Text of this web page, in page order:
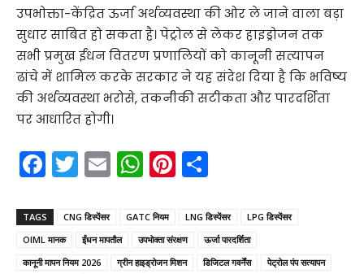
उपभोक्ता-केंद्रित ऊर्जा अर्थव्यवस्था की ओर ले जाने वाला बड़ा
सुधार साबित हो सकता है। पेट्रोल से लेकर हाइड्रोजन तक
सभी प्रमुख ईंधन वितरण प्रणालियों को कानूनी सत्यापन
ढांचे में शामिल करके सरकार ने यह संदेश दिया है कि भविष्य
की अर्थव्यवस्था भरोसे, तकनीकी सटीकता और पारदर्शिता
पर आधारित होगी।
F
a
c
e
T
w
itt
er
E
m
ai
l
W
h
a
ts
Pi
nt
er
e
ar
e
TAGS CNG डिस्पेंसर GATC नियम LNG डिस्पेंसर
LPG डिस्पेंसर
OIML मानक
ईंधन मापतौल उपभोक्ता संरक्षण
ऊर्जा पारदर्शिता
कानूनी मापन नियम 2026
ग्रीन हाइड्रोजन मिशन डिजिटल गवर्नेंस
पेट्रोल पंप सत्यापन